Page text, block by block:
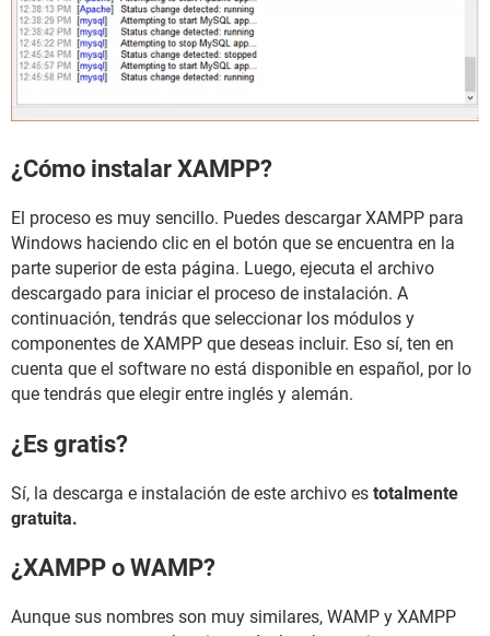
¿Cómo instalar XAMPP?
El proceso es muy sencillo. Puedes descargar XAMPP para
Windows haciendo clic en el botón que se encuentra en la
parte superior de esta página. Luego, ejecuta el archivo
descargado para iniciar el proceso de instalación. A
continuación, tendrás que seleccionar los módulos y
componentes de XAMPP que deseas incluir. Eso sí, ten en
cuenta que el software no está disponible en español, por lo
que tendrás que elegir entre inglés y alemán.
¿Es gratis?
Sí, la descarga e instalación de este archivo es totalmente
gratuita.
¿XAMPP o WAMP?
Aunque sus nombres son muy similares, WAMP y XAMPP